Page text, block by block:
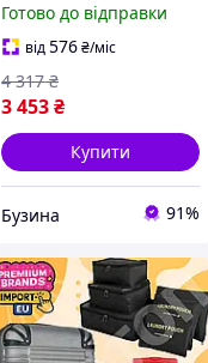
телескопічною ручкою
та кодовим замком на
колесах для одягу
Готово до відправки
від576₴/міс
3 453₴
4 317 ₴
Купити
Бузина 91%